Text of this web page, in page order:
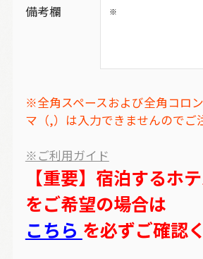
備考欄
※全角スペースおよび全角コロ
マ（,）は入力できませんのでご
※ご利用ガイド
【重要】宿泊するホ
をご希望の場合は
こちら を必ずご確認